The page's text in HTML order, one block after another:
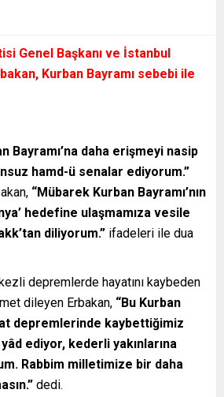
Genel Başkanı ve İstanbul
Kurban Bayramı sebebi ile
Bayramı’na daha erişmeyi nasip
hamd-ü senalar ediyorum.”
“Mübarek Kurban Bayramı’nın
hedefine ulaşmamıza vesile
diliyorum.” ifadeleri ile dua
depremlerde hayatını kaybeden
dileyen Erbakan, “Bu Kurban
depremlerinde kaybettiğimiz
ediyor, kederli yakınlarına
Rabbim milletimize bir daha
dedi.